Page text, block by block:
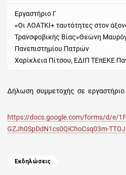
Εργαστήριο Γ
«Οι ΛΟΑΤΚΙ+ ταυτότητες στον
Τρανσφοβικής Βίας»Θεώνη
Πανεπιστημίου Πατρών
Χαρίκλεια Πίτσου, ΕΔΙΠ ΤΕπΕΚΕ
Δήλωση συμμετοχής σε
https://docs.google.com/forms/d/e/
GZJh0SpDdN1cs0QiChoCsq03m-
Categories
Εκδηλώσεις